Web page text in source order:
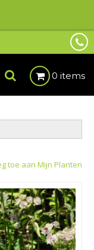
0 items
toe aan Mijn Planten